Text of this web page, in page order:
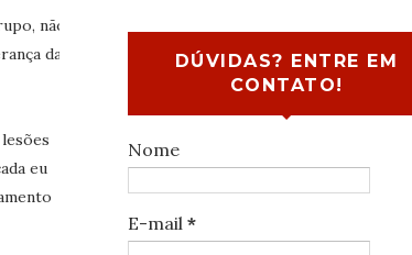
não
da
eu
DÚVIDAS? ENTRE EM
CONTATO!
Nome
E-mail *